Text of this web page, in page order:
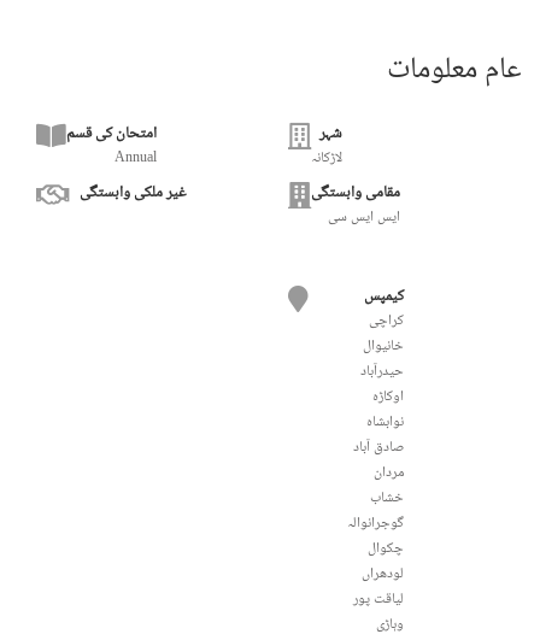
عام معلومات
شہر
لاڑکانہ
امتحان کی قسم
Annual
مقامی وابستگی
ایس ایس سی
غیر ملکی وابستگی
کیمپس
کراچی
خانیوال
حیدرآباد
اوکاڑہ
نوابشاہ
صادق آباد
مردان
خشاب
گوجرانوالہ
چکوال
لودھراں
لیاقت پور
وہاڑی